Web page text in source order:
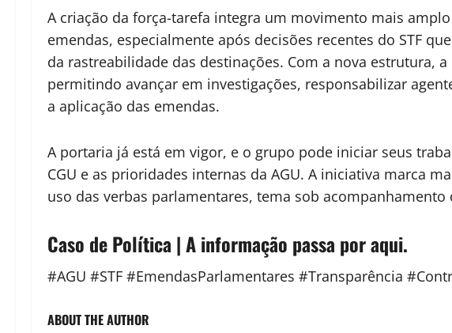
A criação da força-tarefa integra um movimento mais
emendas, especialmente após decisões recentes do STF
da rastreabilidade das destinações. Com a nova estrutura,
permitindo avançar em investigações, responsabilizar
a aplicação das emendas.
A portaria já está em vigor, e o grupo pode iniciar seus
CGU e as prioridades internas da AGU. A iniciativa marca
uso das verbas parlamentares, tema sob acompanhamento
Caso de Política | A informação passa por aqui.
#AGU #STF #EmendasParlamentares #Transparência
ABOUT THE AUTHOR